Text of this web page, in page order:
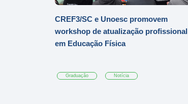
CREF3/SC e Unoesc promovem
workshop de atualização profissional
em Educação Física
Graduação Notícia